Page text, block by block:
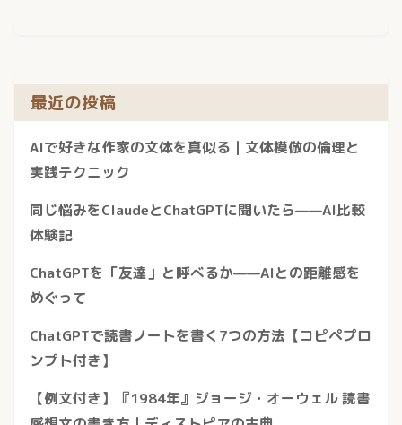
最近の投稿
AIで好きな作家の文体を真似る｜文体模倣の倫理と
実践テクニック
同じ悩みをClaudeとChatGPTに聞いたら——AI比較
体験記
ChatGPTを「友達」と呼べるか——AIとの距離感を
めぐって
ChatGPTで読書ノートを書く7つの方法【コピペプロ
ンプト付き】
【例文付き】『1984年』ジョージ・オーウェル 読書